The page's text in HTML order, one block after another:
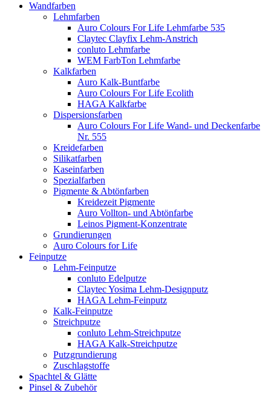
Wandfarben
Lehmfarben
Auro Colours For Life Lehmfarbe 535
Claytec Clayfix Lehm-Anstrich
conluto Lehmfarbe
WEM FarbTon Lehmfarbe
Kalkfarben
Auro Kalk-Buntfarbe
Auro Colours For Life Ecolith
HAGA Kalkfarbe
Dispersionsfarben
Auro Colours For Life Wand- und Deckenfarbe
Nr. 555
Kreidefarben
Silikatfarben
Kaseinfarben
Spezialfarben
Pigmente & Abtönfarben
Kreidezeit Pigmente
Auro Vollton- und Abtönfarbe
Leinos Pigment-Konzentrate
Grundierungen
Auro Colours for Life
Feinputze
Lehm-Feinputze
conluto Edelputze
Claytec Yosima Lehm-Designputz
HAGA Lehm-Feinputz
Kalk-Feinputze
Streichputze
conluto Lehm-Streichputze
HAGA Kalk-Streichputze
Putzgrundierung
Zuschlagstoffe
Spachtel & Glätte
Pinsel & Zubehör